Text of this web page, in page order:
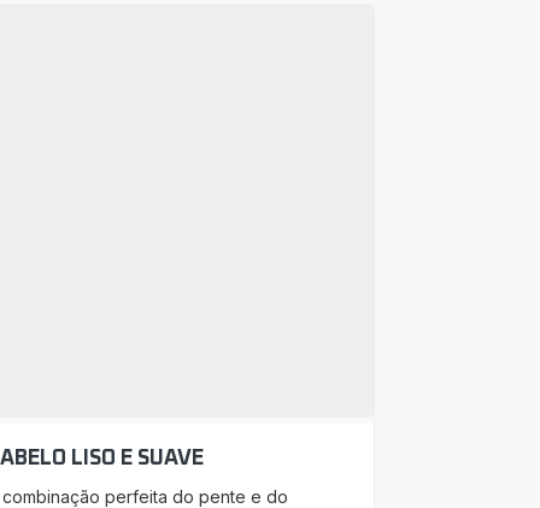
LISO E SUAVE
combinação perfeita do pente e do